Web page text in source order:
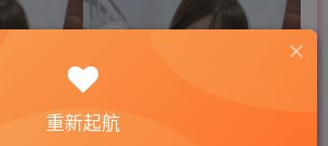
重新起航